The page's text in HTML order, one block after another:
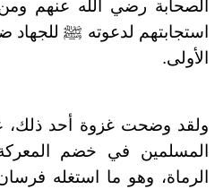
الصحابة رضي الله عنهم
استجابتهم لدعوته ﷺ للجهاد
الأولى.
ولقد وضحت غزوة أحد ذلك،
المسلمين في خضم
الرماة، وهو ما استغله